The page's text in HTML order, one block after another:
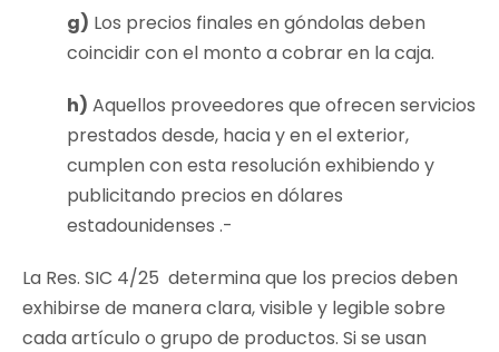
g) Los precios finales en góndolas deben
coincidir con el monto a cobrar en la caja.
h) Aquellos proveedores que ofrecen servicios
prestados desde, hacia y en el exterior,
cumplen con esta resolución exhibiendo y
publicitando precios en dólares
estadounidenses .-
La Res. SIC 4/25 determina que los precios deben
exhibirse de manera clara, visible y legible sobre
cada artículo o grupo de productos. Si se usan